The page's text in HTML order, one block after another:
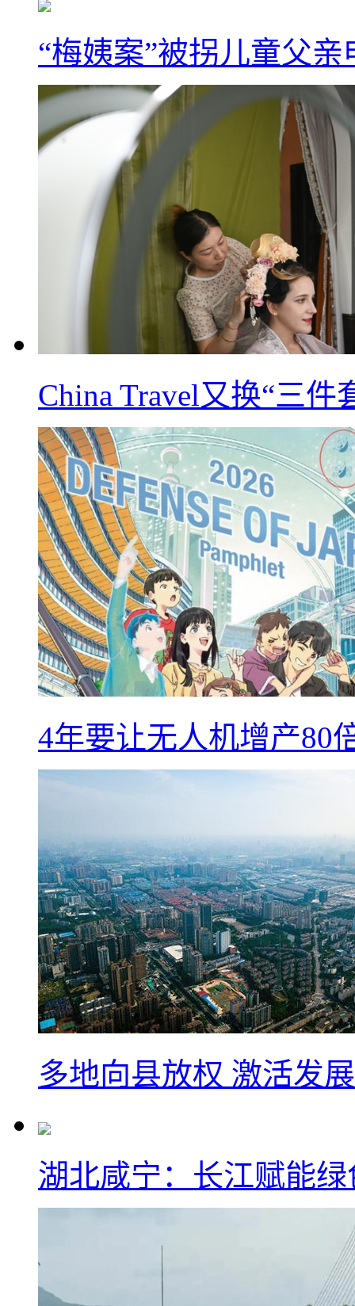
“梅姨案”被拐儿童父
China Travel又换“三
4年要让无人机增产80
多地向县放权 激活发
湖北咸宁：长江赋能